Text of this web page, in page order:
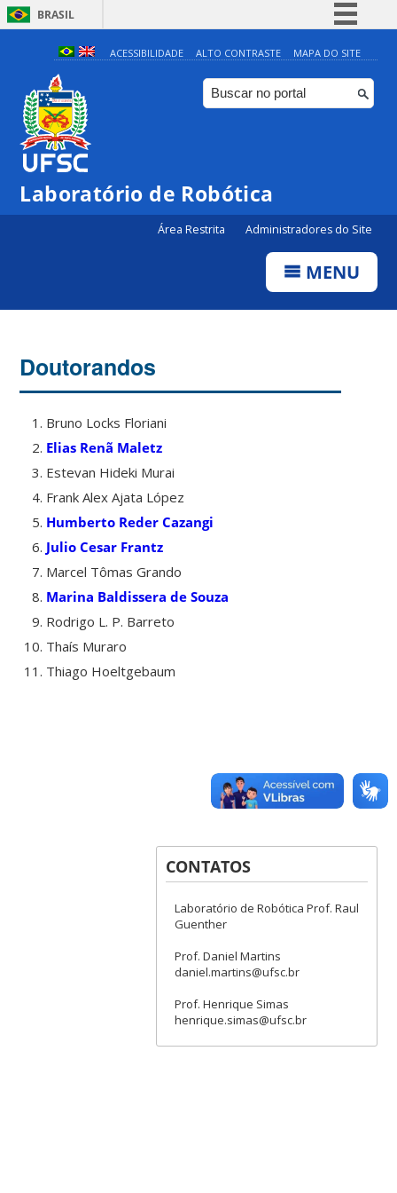
BRASIL
Simplifique!
Comunica BR
Participe
Canais
ACESSIBILIDADE ALTO CONTRASTE MAPA DO SITE
Laboratório de Robótica
Área Restrita Administradores do Site
MENU
Doutorandos
Bruno Locks Floriani
Elias Renã Maletz
Estevan Hideki Murai
Frank Alex Ajata López
Humberto Reder Cazangi
Julio Cesar Frantz
Marcel Tômas Grando
Marina Baldissera de Souza
Rodrigo L. P. Barreto
Thaís Muraro
Thiago Hoeltgebaum
CONTATOS
Laboratório de Robótica Prof. Raul
Guenther
Prof. Daniel Martins
daniel.martins@ufsc.br
Prof. Henrique Simas
henrique.simas@ufsc.br